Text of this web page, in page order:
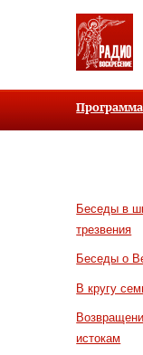
Беседы в
трезвения
Беседы о
В кругу
истокам